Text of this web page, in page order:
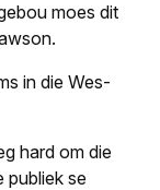
moes dit
in die Wes-
hard om die
publiek se